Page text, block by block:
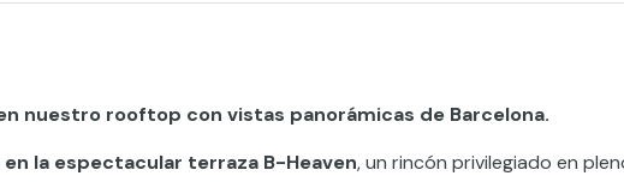
nuestro rooftop con vistas panorámicas de Barcelona.
la espectacular terraza B-Heaven, un rincón privilegiado en